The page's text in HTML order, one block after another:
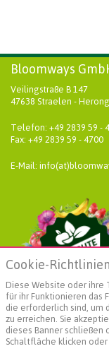
Bloomways
Veilingstraße B 147
47638 Straelen -
Telefon: +49 2839 59 -
Fax: +49 2839 59 - 4700
E-Mail:
Weiterführende
Cookie-Richtlinien
Diese Website oder ihre
für ihr Funktionieren das
die erforderlich sind, um
zu erreichen. Sie
dieses Banner schließen
Schaltfläche klicken